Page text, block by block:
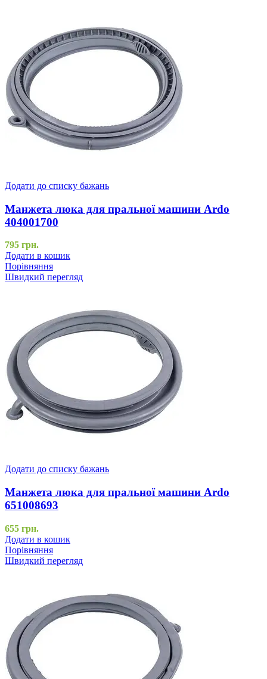
Додати до списку бажань
Манжета люка для пральної машини Ardo
404001700
795 грн.
Додати в кошик
Порівняння
Швидкий перегляд
Додати до списку бажань
Манжета люка для пральної машини Ardo
651008693
655 грн.
Додати в кошик
Порівняння
Швидкий перегляд